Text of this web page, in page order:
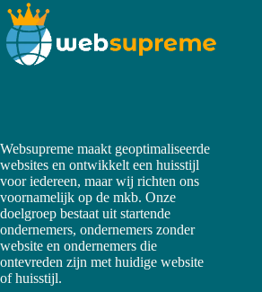
Websupreme maakt geoptimaliseerde
websites en ontwikkelt een huisstijl
voor iedereen, maar wij richten ons
voornamelijk op de mkb. Onze
doelgroep bestaat uit startende
ondernemers, ondernemers zonder
website en ondernemers die
ontevreden zijn met huidige website
of huisstijl.